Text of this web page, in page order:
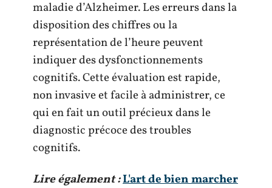
maladie d’Alzheimer. Les erreurs dans la
disposition des chiffres ou la
représentation de l’heure peuvent
indiquer des dysfonctionnements
cognitifs. Cette évaluation est rapide,
non invasive et facile à administrer, ce
qui en fait un outil précieux dans le
diagnostic précoce des troubles
cognitifs.
Lire également :L'art de bien marcher